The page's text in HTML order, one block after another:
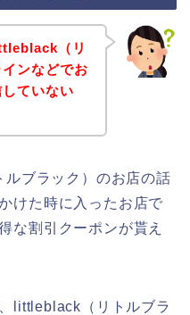
（リ
ンなどでお
ていない
ブラック）のお店の話
けた時に入ったお店で
な割引クーポンが貰え
littleblack（リトルブラ